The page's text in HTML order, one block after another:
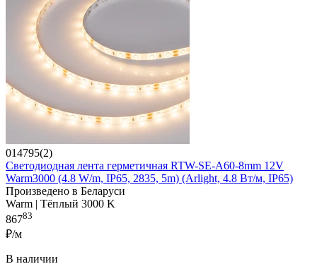
014795(2)
Светодиодная лента герметичная RTW-SE-A60-8mm 12V
Warm3000 (4.8 W/m, IP65, 2835, 5m) (Arlight, 4.8 Вт/м, IP65)
Произведено в Беларуси
Warm | Тёплый 3000 K
86783
₽/м
В наличии